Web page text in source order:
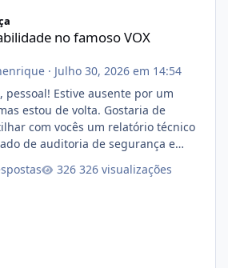
VOX
no famoso VOX
· Julho 30, 2026 em 14:54
pessoal! Estive ausente por um
estou de volta. Gostaria de
com vocês um relatório técnico
de auditoria de segurança e
em circulação e comercialização
326 visualizações